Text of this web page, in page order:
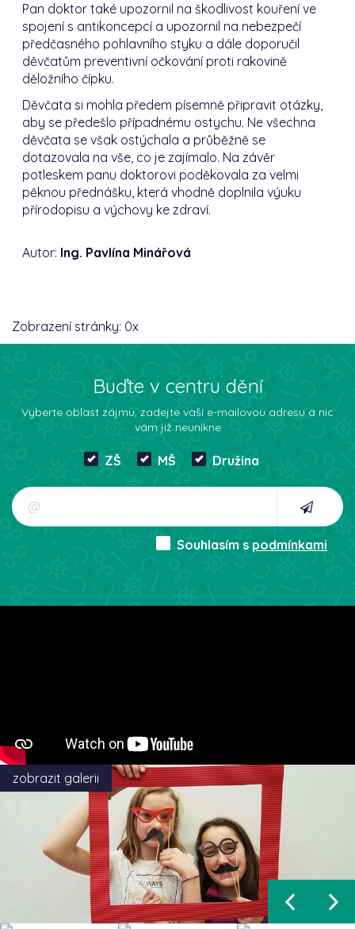
Pan doktor také upozornil na škodlivost kouření ve
spojení s antikoncepcí a upozornil na nebezpečí
předčasného pohlavního styku a dále doporučil
děvčatům preventivní očkování proti rakovině
děložního čípku.
Děvčata si mohla předem písemně připravit otázky,
aby se předešlo případnému ostychu. Ne všechna
děvčata se však ostýchala a průběžně se
dotazovala na vše, co je zajímalo. Na závěr
potleskem panu doktorovi poděkovala za velmi
pěknou přednášku, která vhodně doplnila výuku
přírodopisu a výchovy ke zdraví.
Autor: Ing. Pavlína Minářová
Zobrazení stránky: 0x
Buďte v centru dění
Vyberte oblast zájmu, zadejte vaší e-mailovou adresu a nic
vám již neunikne
ZŠ MŠ Družina
Souhlasím s podmínkami
zobrazit galerii